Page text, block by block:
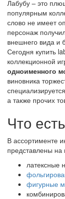
Лабубу – это
популярным
слово не имеет
персонаж
внешнего вида и
Сегодня купить
коллекционной
одноименного
виновника
а также прочих
Что
В ассортименте
представлены на
латексные
фигурные